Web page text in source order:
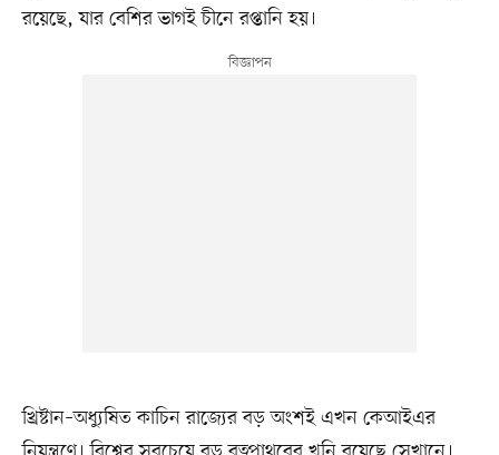
রয়েছে, যার বেশির ভাগই চীনে রপ্তানি হয়।
খ্রিষ্টান–অধ্যুষিত কাচিন রাজ্যের বড় অংশই এখন কেআইএর